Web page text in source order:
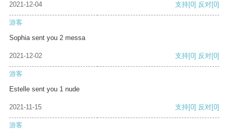
2021-12-04 支持[0] 反对[0]
游客
Sophia sent you 2 messa
2021-12-02 支持[0] 反对[0]
游客
Estelle sent you 1 nude
2021-11-15 支持[0] 反对[0]
游客